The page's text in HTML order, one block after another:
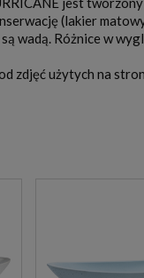
(lakier
wadą. Różnice w
zdjęć użytych na